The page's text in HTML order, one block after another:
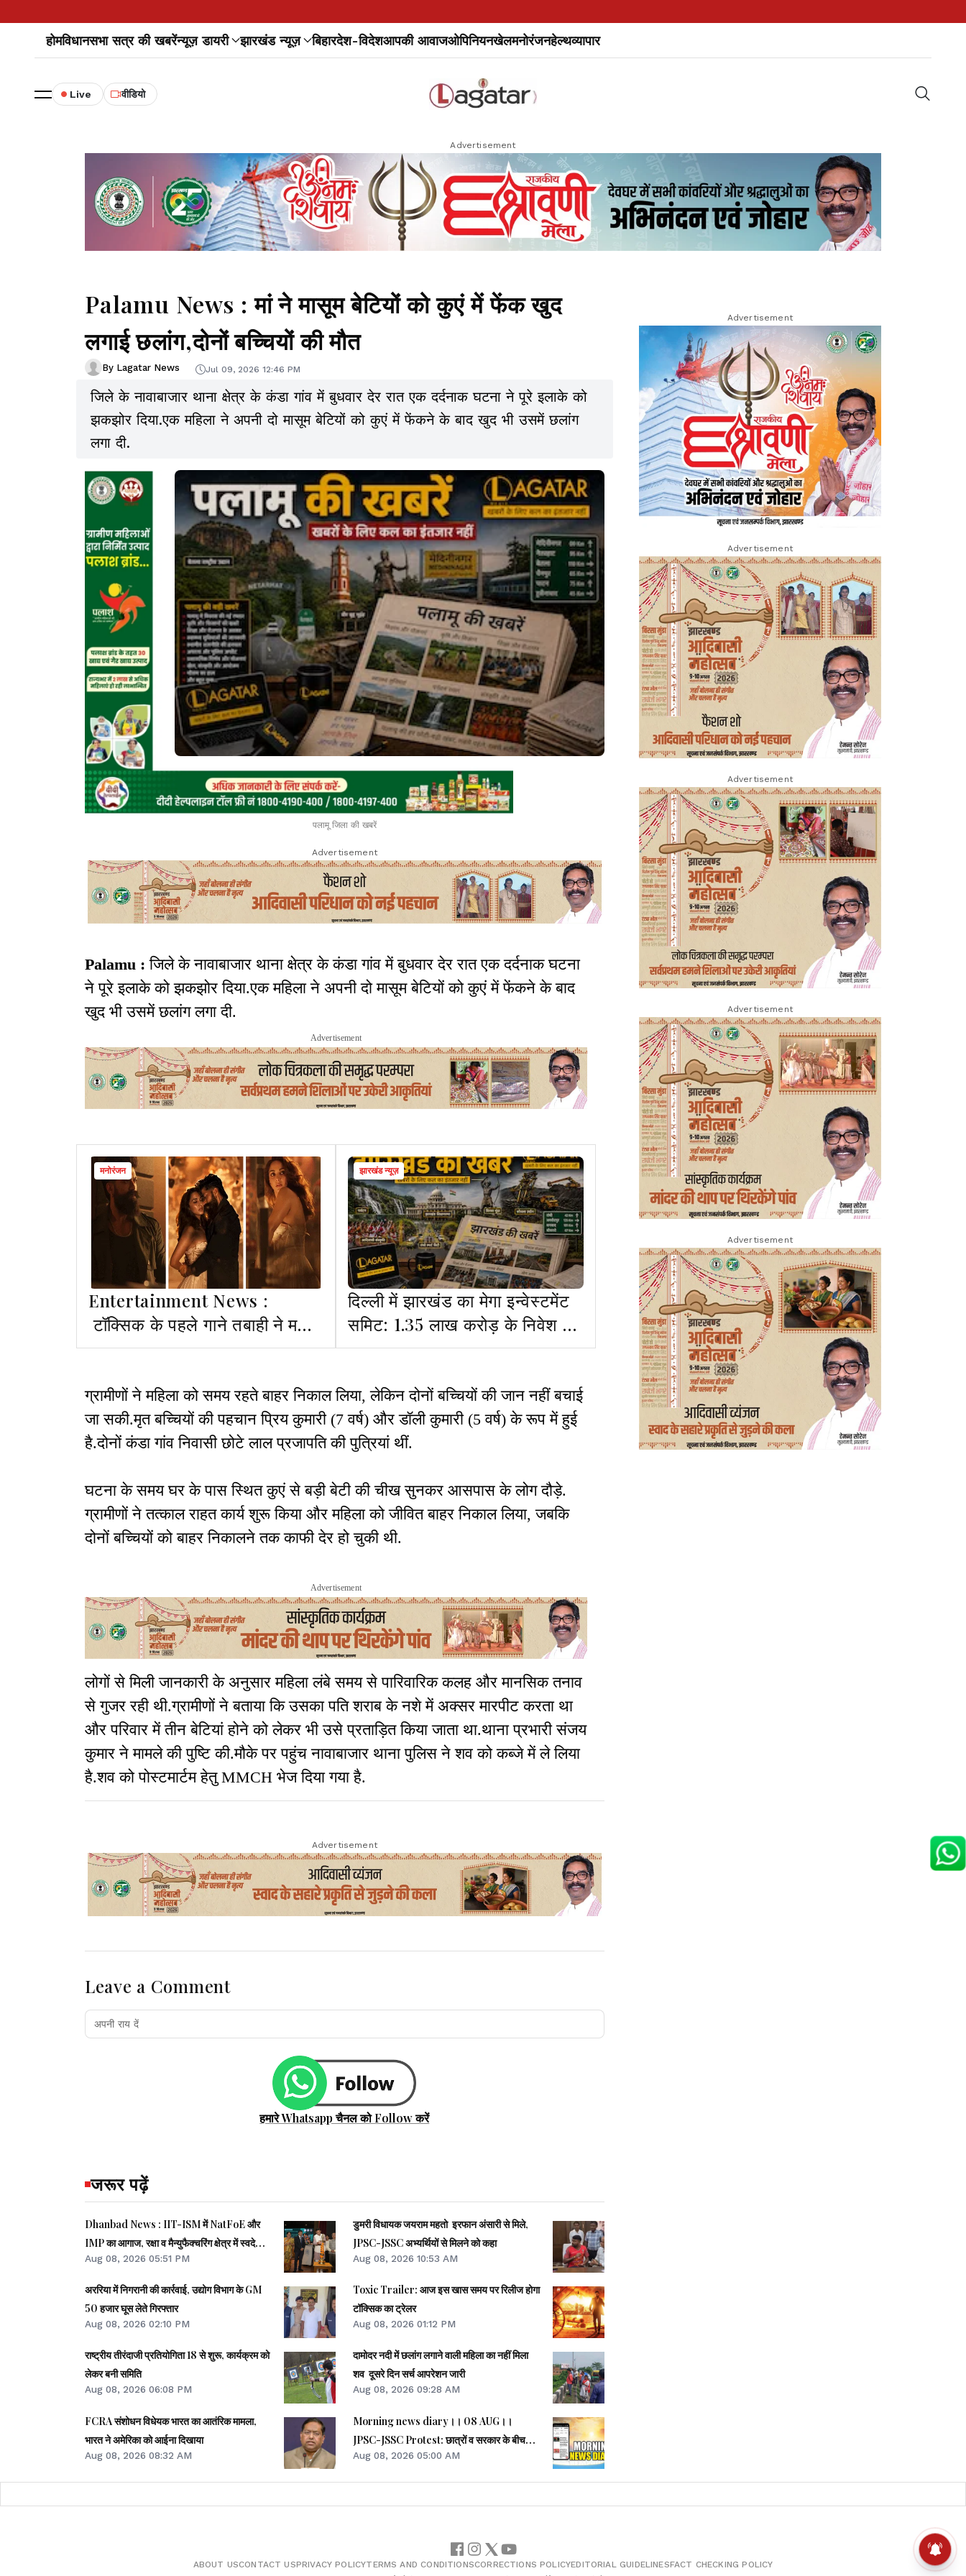
होमविधानसभा सत्र की खबरेंन्यूज़ डायरी झारखंड न्यूज़ बिहारदेश-विदेशआपकी आवाजओपिनियनखेलमनोरंजनहेल्थव्यापार
Live वीडियो
Advertisement
Palamu News : मां ने मासूम बेटियों को कुएं में फेंक खुद
लगाई छलांग,दोनों बच्चियों की मौत
By Lagatar News Jul 09, 2026 12:46 PM
जिले के नावाबाजार थाना क्षेत्र के कंडा गांव में बुधवार देर रात एक दर्दनाक घटना ने पूरे इलाके को
झकझोर दिया.एक महिला ने अपनी दो मासूम बेटियों को कुएं में फेंकने के बाद खुद भी उसमें छलांग
लगा दी.
पलामू जिला की खबरें
Advertisement
Palamu : जिले के नावाबाजार थाना क्षेत्र के कंडा गांव में बुधवार देर रात एक दर्दनाक घटना
ने पूरे इलाके को झकझोर दिया.एक महिला ने अपनी दो मासूम बेटियों को कुएं में फेंकने के बाद
खुद भी उसमें छलांग लगा दी.
Advertisement
मनोरंजन
Entertainment News :
टॉक्सिक के पहले गाने तबाही ने मचाई
सनसनी,यश–कियारा की बोल्ड
झारखंड न्यूज़
दिल्ली में झारखंड का मेगा इन्वेस्टमेंट
समिट: 1.35 लाख करोड़ के निवेश पर
आज लग सकती है मुहर
ग्रामीणों ने महिला को समय रहते बाहर निकाल लिया, लेकिन दोनों बच्चियों की जान नहीं बचाई
जा सकी.मृत बच्चियों की पहचान प्रिय कुमारी (7 वर्ष) और डॉली कुमारी (5 वर्ष) के रूप में हुई
है.दोनों कंडा गांव निवासी छोटे लाल प्रजापति की पुत्रियां थीं.
घटना के समय घर के पास स्थित कुएं से बड़ी बेटी की चीख सुनकर आसपास के लोग दौड़े.
ग्रामीणों ने तत्काल राहत कार्य शुरू किया और महिला को जीवित बाहर निकाल लिया, जबकि
दोनों बच्चियों को बाहर निकालने तक काफी देर हो चुकी थी.
Advertisement
लोगों से मिली जानकारी के अनुसार महिला लंबे समय से पारिवारिक कलह और मानसिक तनाव
से गुजर रही थी.ग्रामीणों ने बताया कि उसका पति शराब के नशे में अक्सर मारपीट करता था
और परिवार में तीन बेटियां होने को लेकर भी उसे प्रताड़ित किया जाता था.थाना प्रभारी संजय
कुमार ने मामले की पुष्टि की.मौके पर पहुंच नावाबाजार थाना पुलिस ने शव को कब्जे में ले लिया
है.शव को पोस्टमार्टम हेतु MMCH भेज दिया गया है.
Advertisement
Leave a Comment
हमारे Whatsapp चैनल को Follow करें
जरूर पढ़ें
Dhanbad News : IIT-ISM में NatFoE और
IMP का आगाज, रक्षा व मैन्युफैक्चरिंग क्षेत्र में स्वदेशी
तकनीक पर मंथन
Aug 08, 2026 05:51 PM
अररिया में निगरानी की कार्रवाई, उद्योग विभाग के GM
50 हजार घूस लेते गिरफ्तार
Aug 08, 2026 02:10 PM
राष्ट्रीय तीरंदाजी प्रतियोगिता 18 से शुरू, कार्यक्रम को
लेकर बनी समिति
Aug 08, 2026 06:08 PM
FCRA संशोधन विधेयक भारत का आतंरिक मामला,
भारत ने अमेरिका को आईना दिखाया
Aug 08, 2026 08:32 AM
डुमरी विधायक जयराम महतो इरफान अंसारी से मिले,
JPSC-JSSC अभ्यर्थियों से मिलने को कहा
Aug 08, 2026 10:53 AM
Toxic Trailer: आज इस खास समय पर रिलीज होगा
टॉक्सिक का ट्रेलर
Aug 08, 2026 01:12 PM
दामोदर नदी में छलांग लगाने वाली महिला का नहीं मिला
शव दूसरे दिन सर्च आपरेशन जारी
Aug 08, 2026 09:28 AM
Morning news diary।। 08 AUG।।
JPSC-JSSC Protest: छात्रों व सरकार के बीच
पहली वार्ता रही सकारात्मक।। साइबर क्राइम मामलों
Aug 08, 2026 05:00 AM
Advertisement
Advertisement
Advertisement
Advertisement
Advertisement
ABOUT USCONTACT USPRIVACY POLICYTERMS AND CONDITIONSCORRECTIONS POLICYEDITORIAL GUIDELINESFACT CHECKING POLICY